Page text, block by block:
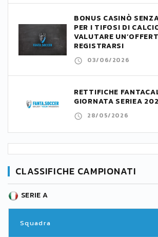
BONUS CASINÒ
PER I TIFOSI DI
VALUTARE
REGISTRARSI
03/06/2026
RETTIFICHE
GIORNATA SERIEA
28/05/2026
CLASSIFICHE CAMPIONATI
SERIE A
Squadra